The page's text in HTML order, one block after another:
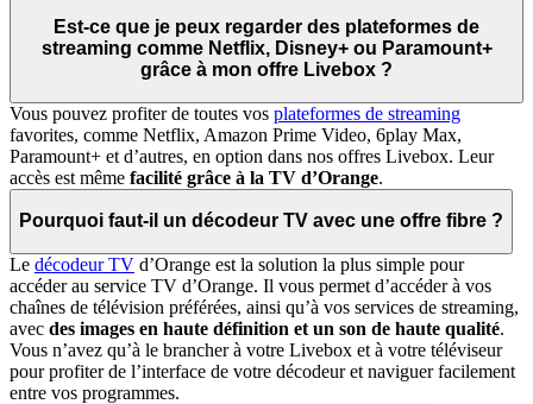
Est-ce que je peux regarder des plateformes de
streaming comme Netflix, Disney+ ou Paramount+
grâce à mon offre Livebox ?
Vous pouvez profiter de toutes vos plateformes de streaming
favorites, comme Netflix, Amazon Prime Video, 6play Max,
Paramount+ et d’autres, en option dans nos offres Livebox. Leur
accès est même facilité grâce à la TV d’Orange.
Pourquoi faut-il un décodeur TV avec une offre fibre ?
Le décodeur TV d’Orange est la solution la plus simple pour
accéder au service TV d’Orange. Il vous permet d’accéder à vos
chaînes de télévision préférées, ainsi qu’à vos services de streaming,
avec des images en haute définition et un son de haute qualité.
Vous n’avez qu’à le brancher à votre Livebox et à votre téléviseur
pour profiter de l’interface de votre décodeur et naviguer facilement
entre vos programmes.